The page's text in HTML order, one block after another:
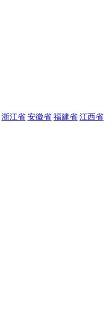
浙江省 安徽省 福建省 江西省